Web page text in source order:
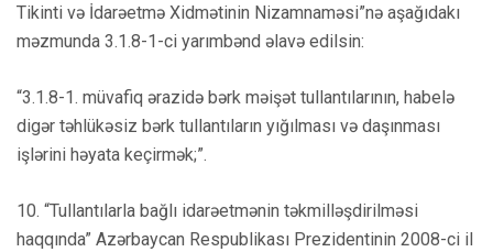
Tikinti və İdarəetmə Xidmətinin Nizamnaməsi”nə aşağıdakı
məzmunda 3.1.8-1-ci yarımbənd əlavə edilsin:
“3.1.8-1. müvafiq ərazidə bərk məişət tullantılarının, habelə
digər təhlükəsiz bərk tullantıların yığılması və daşınması
işlərini həyata keçirmək;”.
10. “Tullantılarla bağlı idarəetmənin təkmilləşdirilməsi
haqqında” Azərbaycan Respublikası Prezidentinin 2008-ci il